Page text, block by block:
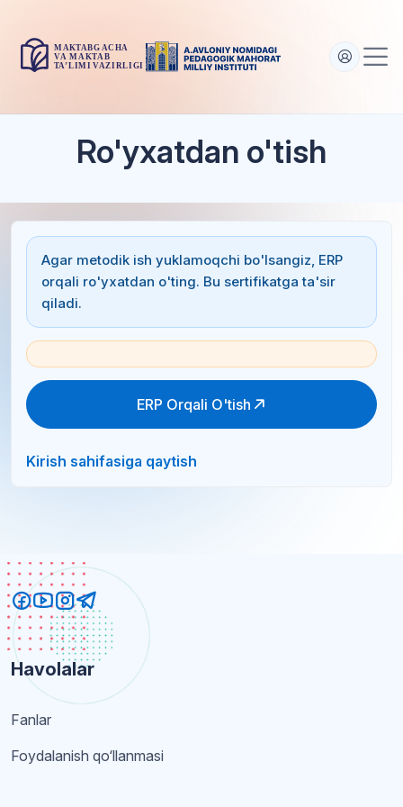
Ro'yxatdan o'tish
Agar metodik ish yuklamoqchi bo'lsangiz, ERP
orqali ro'yxatdan o'ting. Bu sertifikatga ta'sir
qiladi.
ERP Orqali O'tish
Kirish sahifasiga qaytish
Havolalar
Fanlar
Foydalanish qo‘llanmasi